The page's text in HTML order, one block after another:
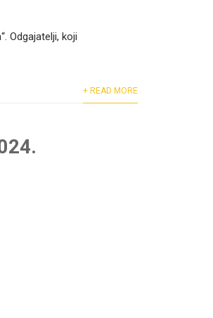
Odgajatelji, koji
+ READ MORE